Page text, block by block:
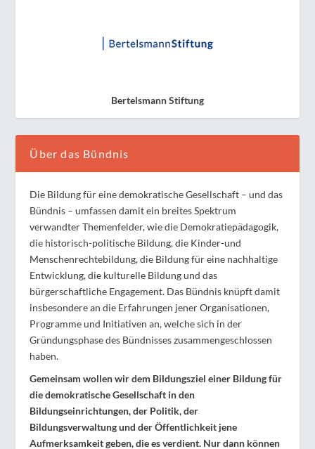
Bertelsmann Stiftung
Über das Bündnis
Die Bildung für eine demokratische Gesellschaft – und das
Bündnis – umfassen damit ein breites Spektrum
verwandter Themenfelder, wie die Demokratiepädagogik,
die historisch-politische Bildung, die Kinder-und
Menschenrechtebildung, die Bildung für eine nachhaltige
Entwicklung, die kulturelle Bildung und das
bürgerschaftliche Engagement. Das Bündnis knüpft damit
insbesondere an die Erfahrungen jener Organisationen,
Programme und Initiativen an, welche sich in der
Gründungsphase des Bündnisses zusammengeschlossen
haben.
Gemeinsam wollen wir dem Bildungsziel einer Bildung für
die demokratische Gesellschaft in den
Bildungseinrichtungen, der Politik, der
Bildungsverwaltung und der Öffentlichkeit jene
Aufmerksamkeit geben, die es verdient. Nur dann können